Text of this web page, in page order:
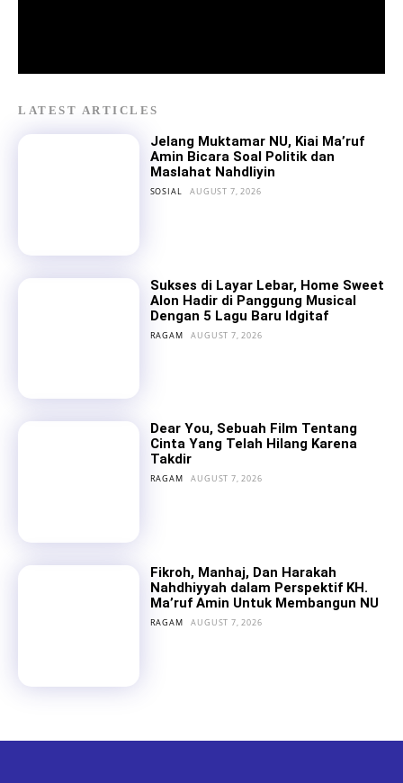
LATEST ARTICLES
Jelang Muktamar NU, Kiai Ma’ruf
Amin Bicara Soal Politik dan
Maslahat Nahdliyin
SOSIAL AUGUST 7, 2026
Sukses di Layar Lebar, Home Sweet
Alon Hadir di Panggung Musical
Dengan 5 Lagu Baru Idgitaf
RAGAM AUGUST 7, 2026
Dear You, Sebuah Film Tentang
Cinta Yang Telah Hilang Karena
Takdir
RAGAM AUGUST 7, 2026
Fikroh, Manhaj, Dan Harakah
Nahdhiyyah dalam Perspektif KH.
Ma’ruf Amin Untuk Membangun NU
RAGAM AUGUST 7, 2026